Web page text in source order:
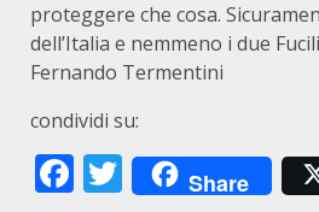
proteggere che cosa.
dell’Italia e nemmeno i due
Fernando Termentini
condividi su:
Facebook
Twitter
Share